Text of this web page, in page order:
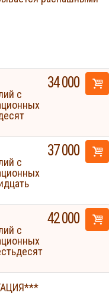
с
34 000
с
37 000
с
42 000